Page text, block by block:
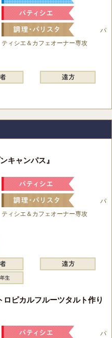
パ
ティシエ＆カフェオーナー専攻
キャンパス』
パ
ティシエ＆カフェオーナー専攻
ロピカルフルーツタルト作り
パ